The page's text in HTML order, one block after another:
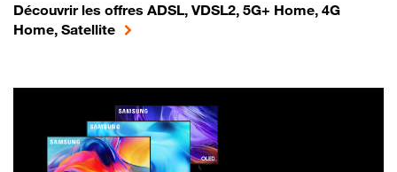
Découvrir les offres ADSL, VDSL2, 5G+ Home, 4G
Home, Satellite